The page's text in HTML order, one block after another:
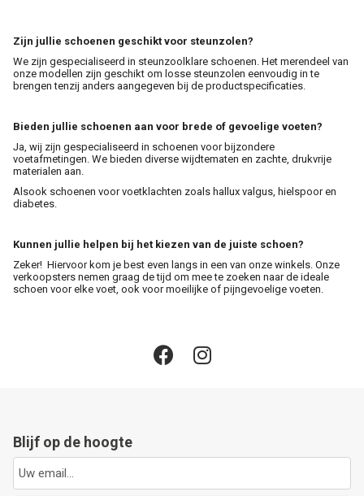
Zijn jullie schoenen geschikt voor steunzolen?
We zijn gespecialiseerd in steunzoolklare schoenen. Het merendeel van
onze modellen zijn geschikt om losse steunzolen eenvoudig in te
brengen tenzij anders aangegeven bij de productspecificaties.
Bieden jullie schoenen aan voor brede of gevoelige voeten?
Ja, wij zijn gespecialiseerd in schoenen voor bijzondere
voetafmetingen. We bieden diverse wijdtematen en zachte, drukvrije
materialen aan.
Alsook schoenen voor voetklachten zoals hallux valgus, hielspoor en
diabetes.
Kunnen jullie helpen bij het kiezen van de juiste schoen?
Zeker! Hiervoor kom je best even langs in een van onze winkels. Onze
verkoopsters nemen graag de tijd om mee te zoeken naar de ideale
schoen voor elke voet, ook voor moeilijke of pijngevoelige voeten.
Blijf op de hoogte